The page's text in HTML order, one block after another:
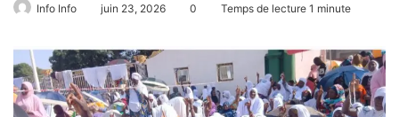
Info Info juin 23, 2026 0 Temps de lecture 1 minute